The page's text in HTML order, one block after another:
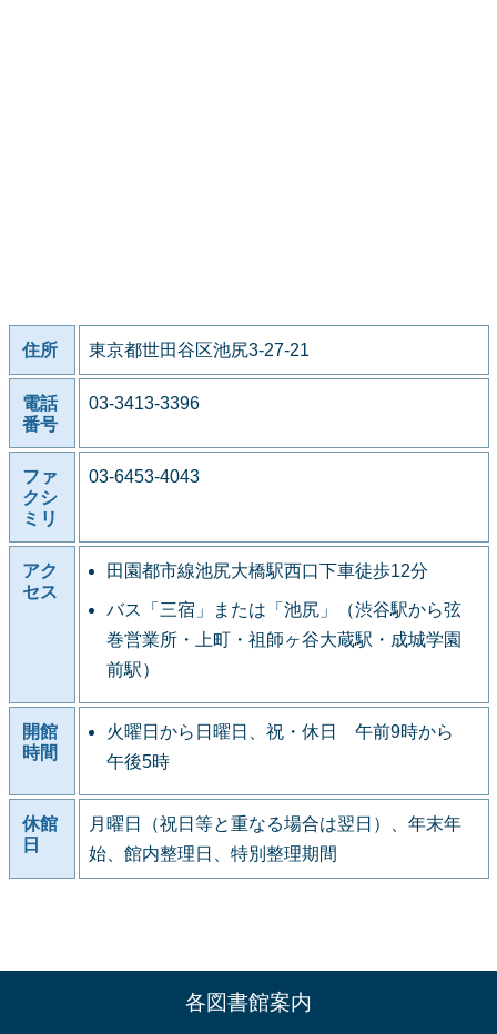
住所 東京都世田谷区池尻3-27-21
電話
番号
03-3413-3396
ファ
クシ
ミリ
03-6453-4043
アク
セス
田園都市線池尻大橋駅西口下車徒歩12分
バス「三宿」または「池尻」（渋谷駅から弦
巻営業所・上町・祖師ヶ谷大蔵駅・成城学園
前駅）
開館
時間
火曜日から日曜日、祝・休日 午前9時から
午後5時
休館
日
月曜日（祝日等と重なる場合は翌日）、年末年
始、館内整理日、特別整理期間
各図書館案内